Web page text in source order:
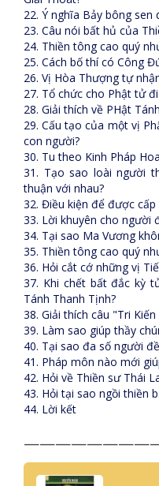
22. Ý nghĩa Bảy bông
23. Câu nói bất hủ của
24. Thiền tông cao quý
25. Cách bố thí có Công
26. Vị Hòa Thượng tự
27. Tổ chức cho Phật tử
28. Giải thích về PHật
29. Cấu tạo của một vị
con người?
30. Tu theo Kinh Pháp
31. Tạo sao loài người
thuận với nhau?
32. Điều kiện để được
33. Lời khuyên cho người
34. Tại sao Ma Vương
35. Thiền tông cao quý
36. Hỏi cắt cớ những vị
37. Khi chết bất đắc kỳ
Tánh Thanh Tịnh?
38. Giải thích câu "Tri
39. Làm sao giúp thầy
40. Tại sao đa số người
41. Pháp môn nào mới
42. Hỏi về Thiền sư Thái
43. Hỏi tại sao ngồi thiền
44. Lời kết